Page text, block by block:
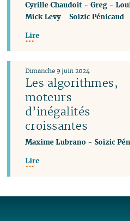
Cyrille Chaudoit -Greg -
Mick Levy-Soizic Pénicaud
Lire
Les algorithmes,
moteurs
d’inégalités
croissantes
Dimanche 9 juin 2024
Maxime Lubrano -Soizic
Lire